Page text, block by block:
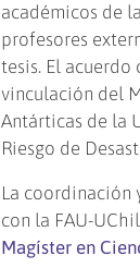
académicos de
profesores
tesis. El acuerdo
vinculación del
Antárticas de la
Riesgo de
La coordinación
con la FAU-
Magíster en